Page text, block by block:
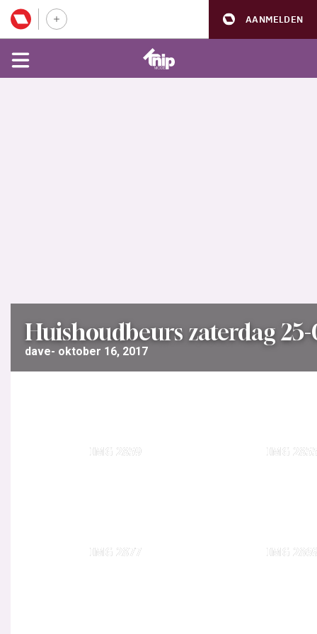
AANMELDEN
Huishoudbeurs zaterdag 25-
dave oktober 16, 2017
IMG 2859 IMG
IMG 2877 IMG